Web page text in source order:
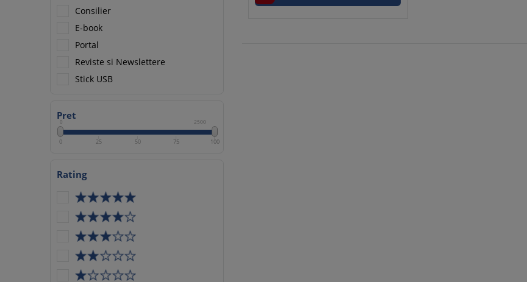
Consilier
E-book
Portal
Reviste si Newslettere
Stick USB
Pret
0 2500
0 25 50 75 100
Rating